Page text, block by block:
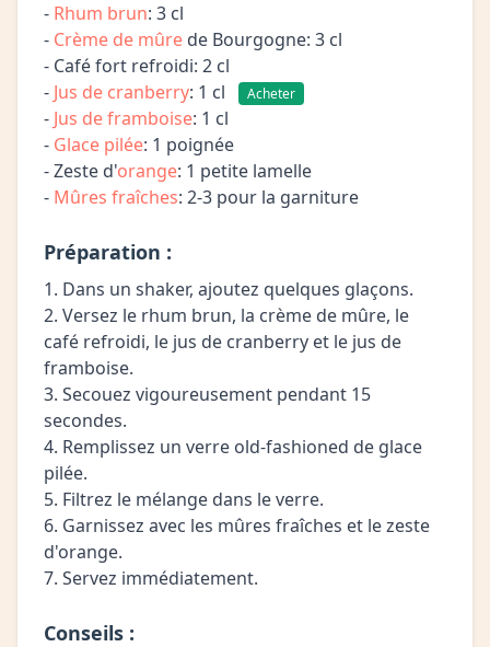
- Rhum brun: 3 cl
- Crème de mûre de Bourgogne: 3 cl
- Café fort refroidi: 2 cl
- Jus de cranberry: 1 cl Acheter
- Jus de framboise: 1 cl
- Glace pilée: 1 poignée
- Zeste d'orange: 1 petite lamelle
- Mûres fraîches: 2-3 pour la garniture
Préparation :
1. Dans un shaker, ajoutez quelques glaçons.
2. Versez le rhum brun, la crème de mûre, le
café refroidi, le jus de cranberry et le jus de
framboise.
3. Secouez vigoureusement pendant 15
secondes.
4. Remplissez un verre old-fashioned de glace
pilée.
5. Filtrez le mélange dans le verre.
6. Garnissez avec les mûres fraîches et le zeste
d'orange.
7. Servez immédiatement.
Conseils :